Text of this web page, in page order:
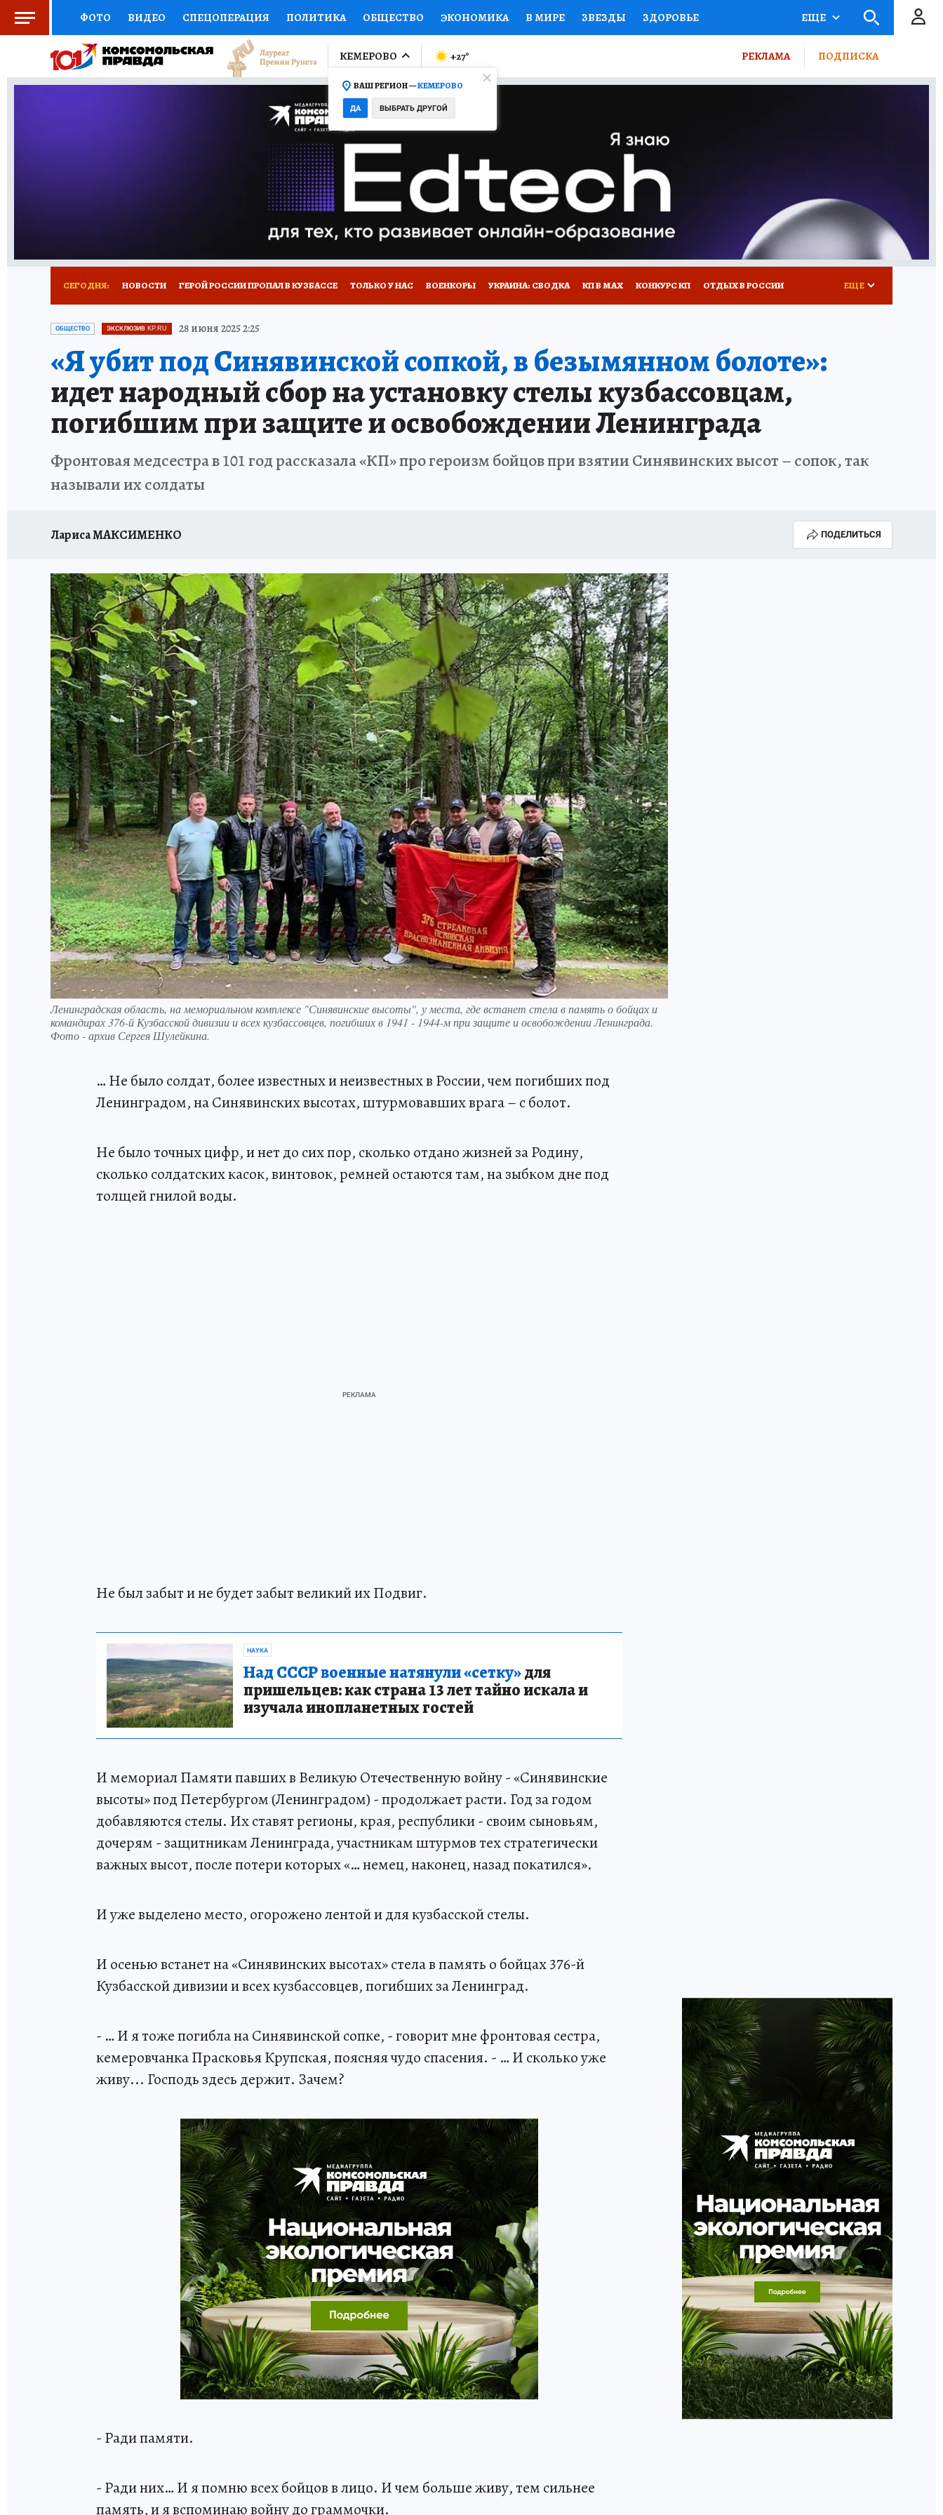
ФОТО ВИДЕО СПЕЦОПЕРАЦИЯ ПОЛИТИКА ОБЩЕСТВО ЭКОНОМИКА В МИРЕ ЗВЕЗДЫ ЗДОРОВЬЕ
СОЦПОДДЕРЖКА НАУКА СПОРТ КОЛУМНИСТЫ ПРОИСШЕСТВИЯ
ВЫБОР ЭКСПЕРТОВ ДОКТОР ФИНАНСЫ ОТКРЫВАЕМ МИР Я ЗНАЮ СЕМЬЯ ЖЕНСКИЕ СЕКРЕТЫ ПУТЕВОДИТЕЛЬ
ПРОГНОЗЫ НА СПОРТ ПРОМОКОДЫ СЕРИАЛЫ
ТЕЛЕВИЗОР КОНКУРСЫ РАБОТА У НАС ГИД ПОТРЕБИТЕЛЯ
НОВОЕ НА САЙТЕ
ЕЩЕ
КЕМЕРОВО
ВАШ РЕГИОН —КЕМЕРОВО
ДА ВЫБРАТЬ ДРУГОЙ
+27° РЕКЛАМА ПОДПИСКА
СЕГОДНЯ: НОВОСТИ ГЕРОЙ РОССИИ ПРОПАЛ В КУЗБАССЕ ТОЛЬКО У НАС ВОЕНКОРЫ УКРАИНА: СВОДКА КП В МАХ КОНКУРС КП ОТДЫХ В РОССИИ
ЗАПОВЕДНАЯ РОССИЯ ПРОИСШЕСТВИЯ
ЕЩЕ
ОБЩЕСТВО ЭКСКЛЮЗИВ KP.RU 28 июня 2025 2:25
«Я убит под Синявинской сопкой, в безымянном болоте»:
идет народный сбор на установку стелы кузбассовцам,
погибшим при защите и освобождении Ленинграда
Фронтовая медсестра в 101 год рассказала «КП» про героизм бойцов при взятии Синявинских высот – сопок, так
называли их солдаты
Лариса МАКСИМЕНКО ПОДЕЛИТЬСЯ
Ленинградская область, на мемориальном комплексе "Синявинские высоты", у места, где встанет стела в память о бойцах и
командирах 376-й Кузбасской дивизии и всех кузбассовцев, погибших в 1941 - 1944-м при защите и освобождении Ленинграда.
Фото - архив Сергея Шулейкина.
… Не было солдат, более известных и неизвестных в России, чем погибших под
Ленинградом, на Синявинских высотах, штурмовавших врага – с болот.
Не было точных цифр, и нет до сих пор, сколько отдано жизней за Родину,
сколько солдатских касок, винтовок, ремней остаются там, на зыбком дне под
толщей гнилой воды.
Не был забыт и не будет забыт великий их Подвиг.
НАУКА
Над СССР военные натянули «сетку»для
пришельцев: как страна 13 лет тайно искала и
изучала инопланетных гостей
И мемориал Памяти павших в Великую Отечественную войну - «Синявинские
высоты» под Петербургом (Ленинградом) - продолжает расти. Год за годом
добавляются стелы. Их ставят регионы, края, республики - своим сыновьям,
дочерям - защитникам Ленинграда, участникам штурмов тех стратегически
важных высот, после потери которых «… немец, наконец, назад покатился».
И уже выделено место, огорожено лентой и для кузбасской стелы.
И осенью встанет на «Синявинских высотах» стела в память о бойцах 376-й
Кузбасской дивизии и всех кузбассовцев, погибших за Ленинград.
- … И я тоже погибла на Синявинской сопке, - говорит мне фронтовая сестра,
кемеровчанка Прасковья Крупская, поясняя чудо спасения. - … И сколько уже
живу... Господь здесь держит. Зачем?
- Ради памяти.
- Ради них… И я помню всех бойцов в лицо. И чем больше живу, тем сильнее
память, и я вспоминаю войну до граммочки.